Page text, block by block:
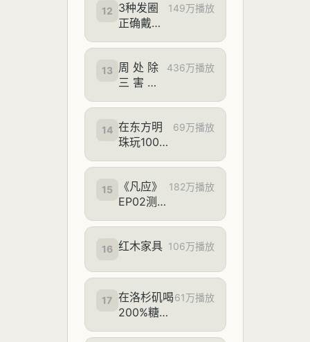
12 3种发圈
正确戴
氛围感造
型
149万播放
13 周 处 除
三 害 现
436万播放
14 在东方明
珠玩100人
元
69万播放
15
《凡应》
EP02测试
兽彼此依
共生！
182万播放
16 红木家具 106万播放
17 在洛杉矶喝
200%糖蜜
61万播放